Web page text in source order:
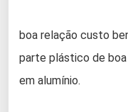
boa relação custo
parte plástico de
em alumínio.